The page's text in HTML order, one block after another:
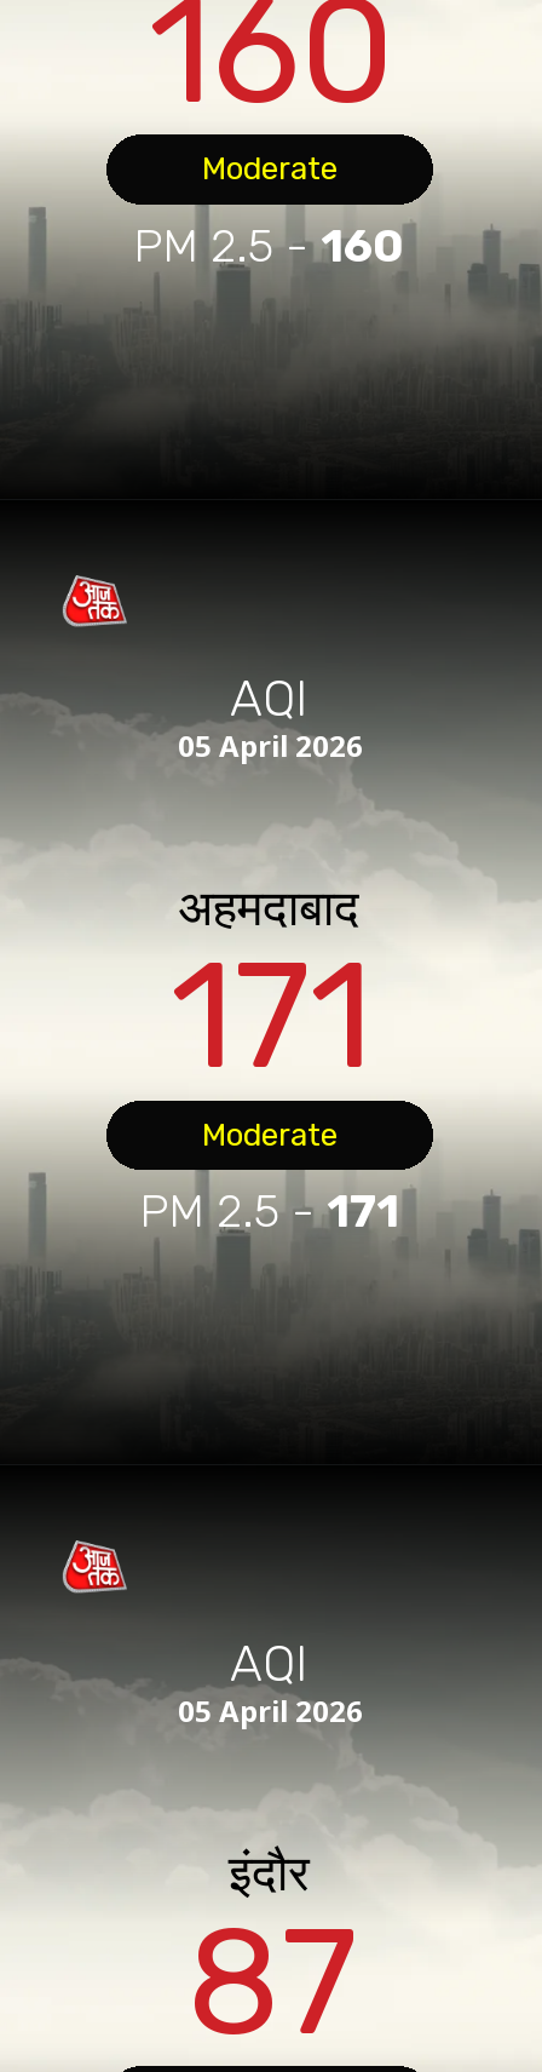
160
PM 2.5 -160
Moderate
171
AQI
PM 2.5 -171
05 April 2026
Moderate
अहमदाबाद
87
AQI
05 April 2026
इंदौर